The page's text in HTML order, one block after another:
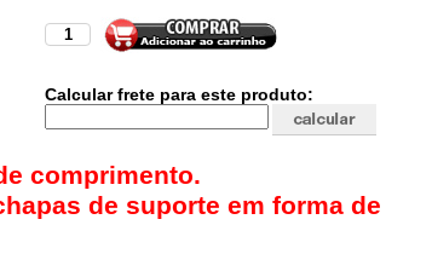
Calcular frete para este produto:
comprimento.
de suporte em forma de